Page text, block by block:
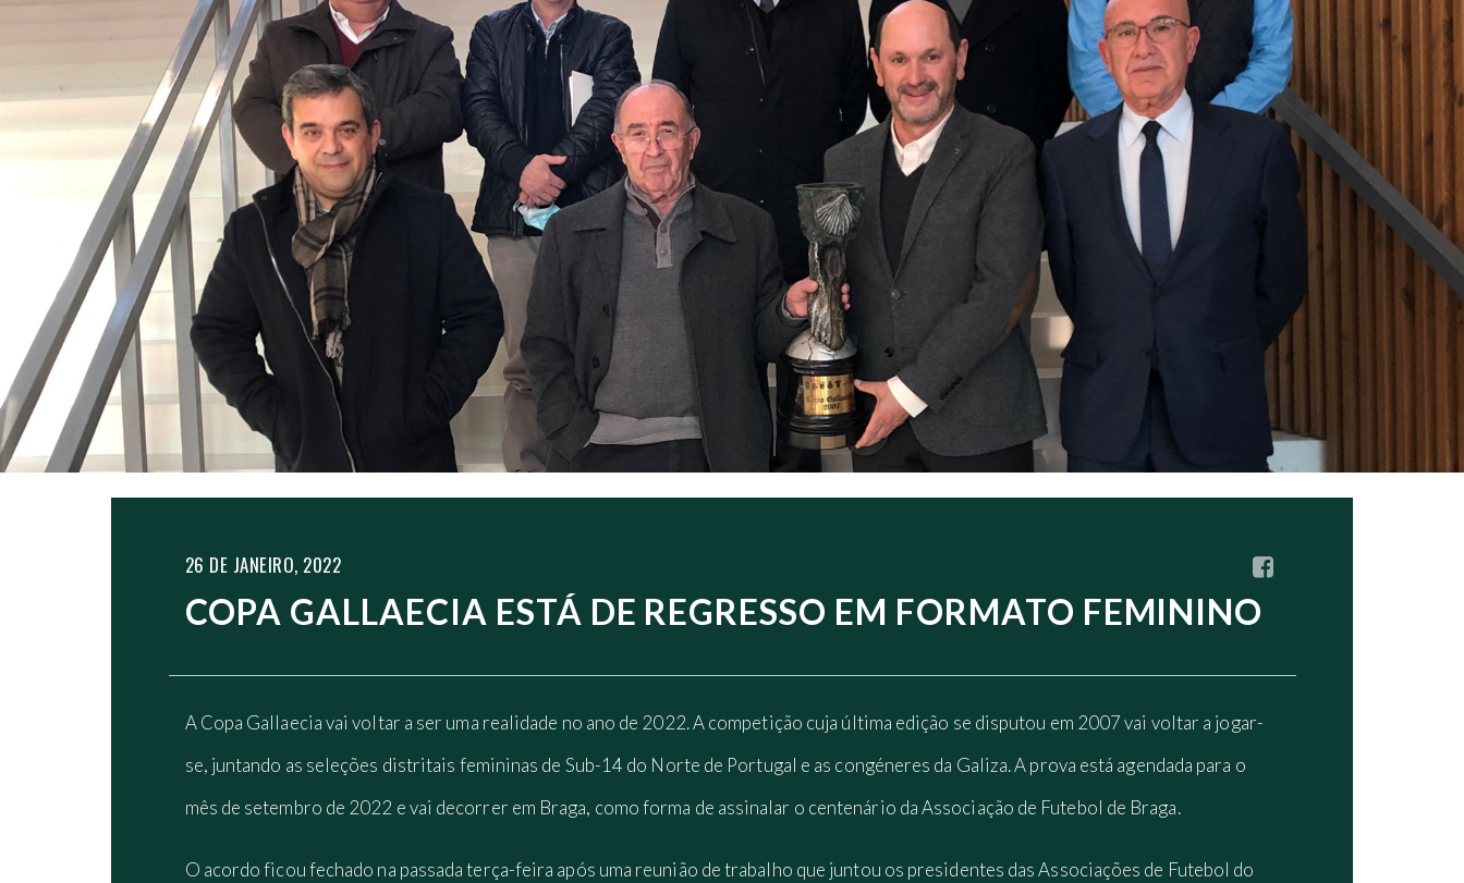
26 DE JANEIRO, 2022
COPA GALLAECIA ESTÁ DE REGRESSO EM FORMATO FEMININO
A Copa Gallaecia vai voltar a ser uma realidade no ano de 2022. A competição cuja última edição se disputou em 2007 vai voltar a jogar-
se, juntando as seleções distritais femininas de Sub-14 do Norte de Portugal e as congéneres da Galiza. A prova está agendada para o
mês de setembro de 2022 e vai decorrer em Braga, como forma de assinalar o centenário da Associação de Futebol de Braga.
O acordo ficou fechado na passada terça-feira após uma reunião de trabalho que juntou os presidentes das Associações de Futebol do